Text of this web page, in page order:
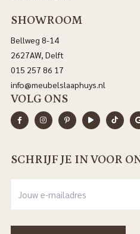
SHOWROOM
Bellweg 8-14
2627AW, Delft
015 257 86 17
info@meubelslaaphuys.nl
VOLG ONS
SCHRIJF JE IN VOOR